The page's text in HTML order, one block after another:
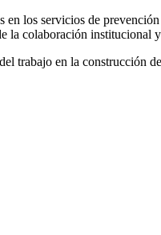
los servicios de
la colaboración institucional
trabajo en la construcción